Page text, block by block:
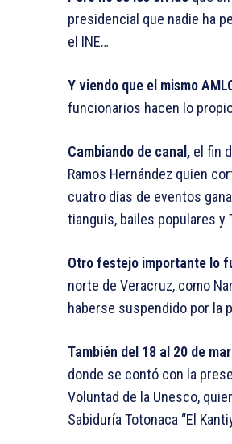
presidencial que nadie ha
el INE…
Y viendo que el mismo
funcionarios hacen lo
Cambiando de canal, el fin
Ramos Hernández quien
cuatro días de eventos
tianguis, bailes populares y
Otro festejo importante lo
norte de Veracruz, como
haberse suspendido por la
También del 18 al 20 de
donde se contó con la
Voluntad de la Unesco,
Sabiduría Totonaca “El